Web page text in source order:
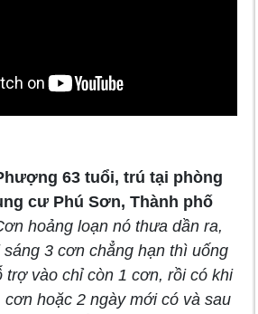
63 tuổi, trú tại phòng
cư Phú Sơn, Thành phố
hoảng loạn nó thưa dần ra,
3 cơn chẳng hạn thì uống
trợ vào chỉ còn 1 cơn, rồi có khi
hoặc 2 ngày mới có và sau